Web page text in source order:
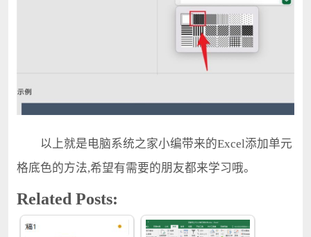
以上就是电脑系统之家小编带来的Excel添加单元
格底色的方法,希望有需要的朋友都来学习哦。
Related Posts: